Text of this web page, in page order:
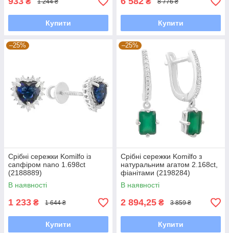
1 244 ₴
Купити
8 776 ₴
Купити
–25%
Срібні сережки Komilfo із
сапфіром nano 1.698ct
(2188889)
В наявності
1 233 ₴ 1 644 ₴
Купити
–25%
Срібні сережки Komilfo з
натуральним агатом 2.168ct,
фіанітами (2198284)
В наявності
2 894,25 ₴ 3 859 ₴
Купити